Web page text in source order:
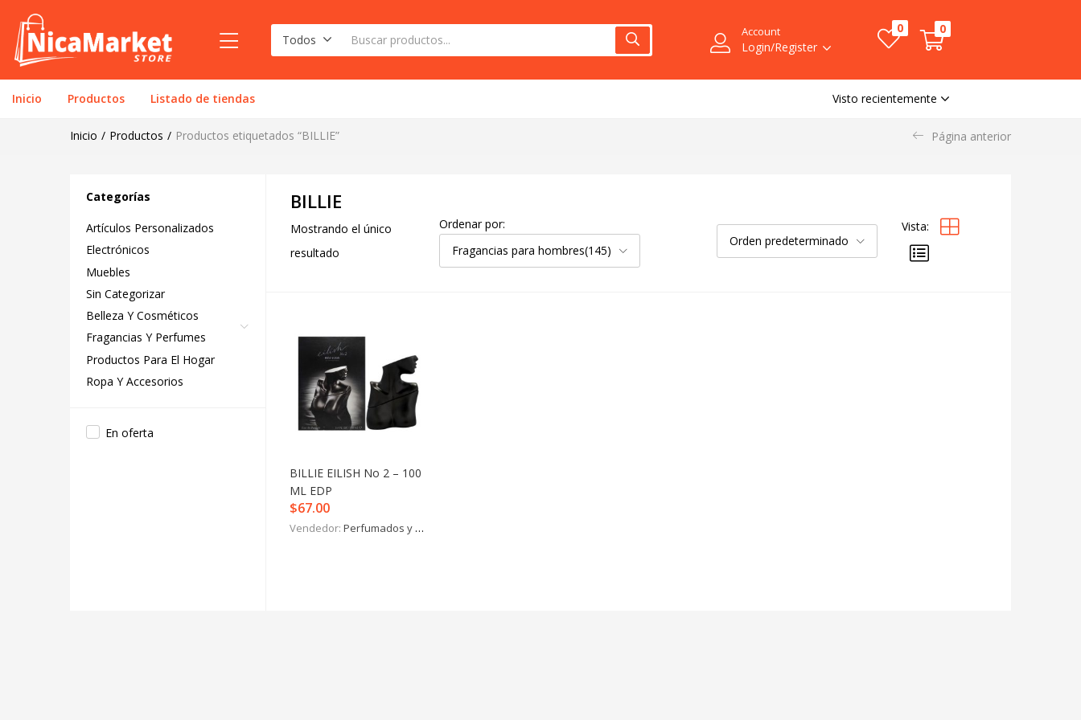
Todos
Account
Login/Register
0 0
Inicio Productos Listado de tiendas Visto recientemente
Inicio Productos Productos etiquetados “BILLIE” Página anterior
Categorías
Artículos Personalizados
Electrónicos
Muebles
Sin Categorizar
Belleza Y Cosméticos
Fragancias Y Perfumes
Productos Para El Hogar
Ropa Y Accesorios
En oferta
BILLIE
Mostrando el único
resultado
Ordenar por:
Fragancias para hombres(145)
Orden predeterminado
Vista:
BILLIE EILISH No 2 – 100
ML EDP
$67.00
Vendedor: Perfumados y más